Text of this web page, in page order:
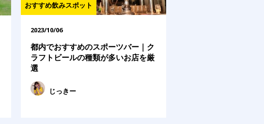
おすすめ飲みスポット
2023/10/06
都内でおすすめのスポーツバー｜ク
ラフトビールの種類が多いお店を厳
選
じっきー